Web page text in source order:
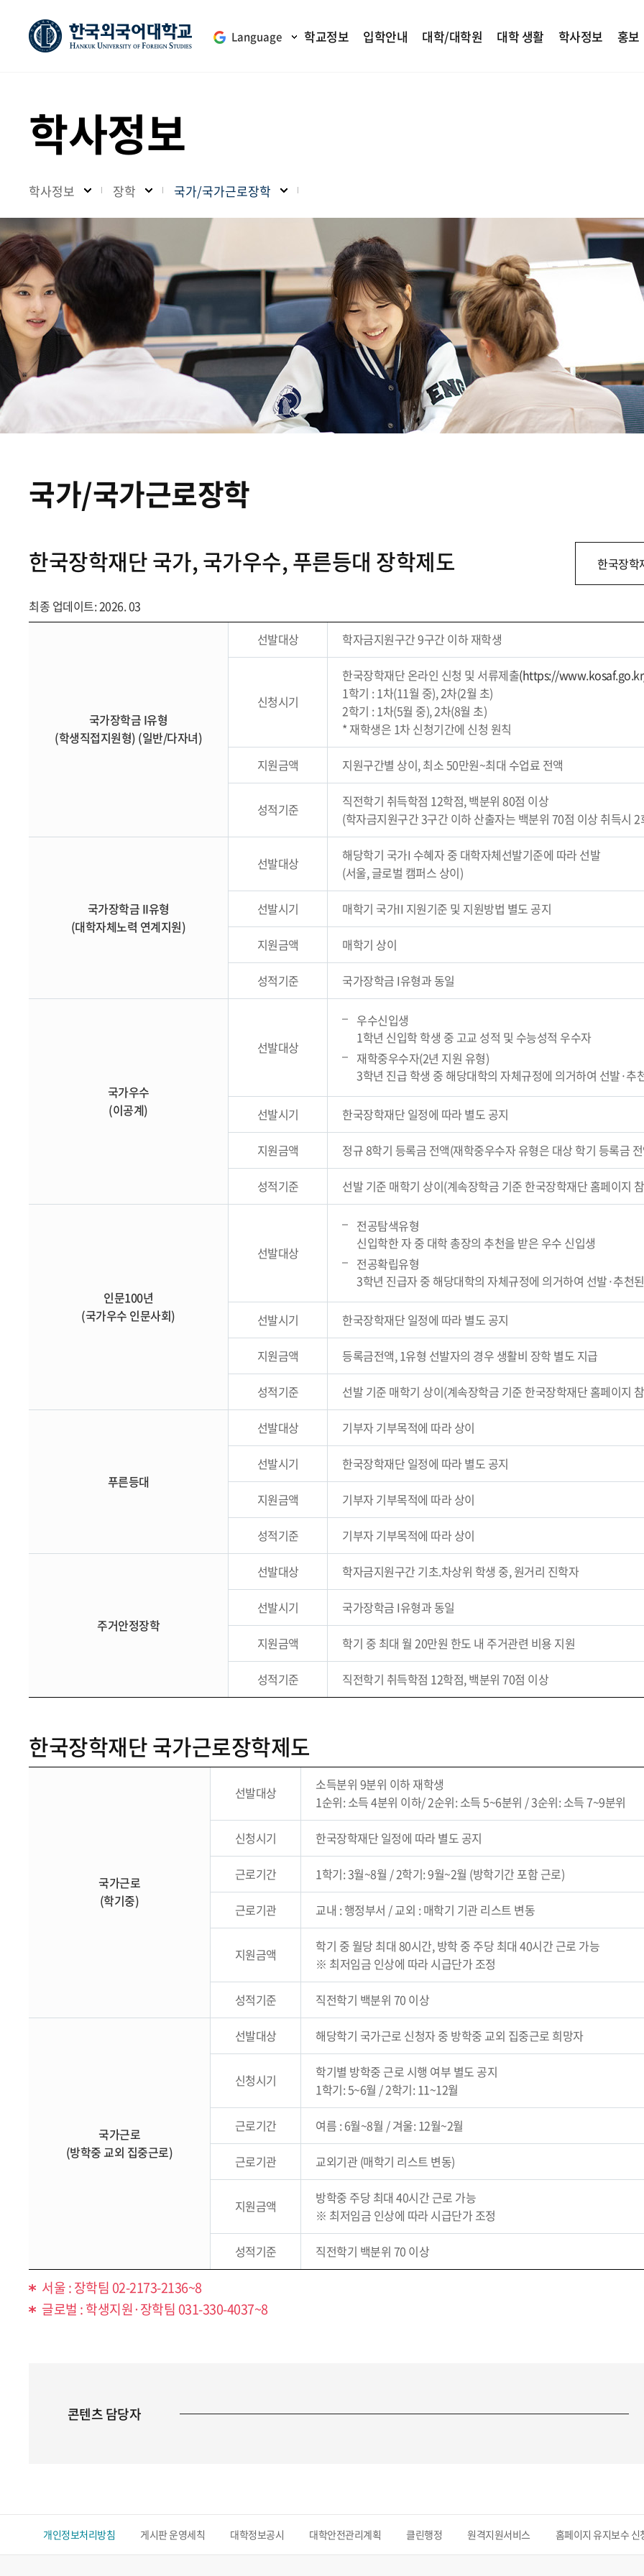
Language 학교정보 입학안내 대학/대학원 대학 생활 학사정보 홍보
학사정보
학사정보 장학 국가/국가근로장학
국가/국가근로장학
한국장학재단 국가, 국가우수, 푸른등대 장학제도 한국장학
최종 업데이트: 2026. 03
국가장학금 I유형
(학생직접지원형) (일반/다자녀)
선발대상 학자금지원구간 9구간 이하 재학생
신청시기
한국장학재단 온라인 신청 및 서류제출(https://
1학기 : 1차(11월 중), 2차(2월 초)
2학기 : 1차(5월 중), 2차(8월 초)
* 재학생은 1차 신청기간에 신청 원칙
지원금액 지원구간별 상이, 최소 50만원~최대 수업료 전액
성적기준
직전학기 취득학점 12학점, 백분위 80점 이상
(학자금지원구간 3구간 이하 산출자는 백분위 70점 이상 취득시
국가장학금 II유형
(대학자체노력 연계지원)
선발대상
해당학기 국가I 수혜자 중 대학자체선발기준에 따라 선발
(서울, 글로벌 캠퍼스 상이)
선발시기 매학기 국가II 지원기준 및 지원방법 별도 공지
지원금액 매학기 상이
성적기준 국가장학금 I유형과 동일
국가우수
(이공계)
선발대상
우수신입생
1학년 신입학 학생 중 고교 성적 및 수능성적 우수자
재학중우수자(2년 지원 유형)
3학년 진급 학생 중 해당대학의 자체규정에 의거하여 선발·추
선발시기 한국장학재단 일정에 따라 별도 공지
지원금액 정규 8학기 등록금 전액(재학중우수자 유형은 대상 학기 등록금
성적기준 선발 기준 매학기 상이(계속장학금 기준 한국장학재단 홈페이지
인문100년
(국가우수 인문사회)
선발대상
전공탐색유형
신입학한 자 중 대학 총장의 추천을 받은 우수 신입생
전공확립유형
3학년 진급자 중 해당대학의 자체규정에 의거하여 선발·추천
선발시기 한국장학재단 일정에 따라 별도 공지
지원금액 등록금전액, 1유형 선발자의 경우 생활비 장학 별도 지급
성적기준 선발 기준 매학기 상이(계속장학금 기준 한국장학재단 홈페이지
푸른등대
선발대상 기부자 기부목적에 따라 상이
선발시기 한국장학재단 일정에 따라 별도 공지
지원금액 기부자 기부목적에 따라 상이
성적기준 기부자 기부목적에 따라 상이
주거안정장학
선발대상 학자금지원구간 기초.차상위 학생 중, 원거리 진학자
선발시기 국가장학금 I유형과 동일
지원금액 학기 중 최대 월 20만원 한도 내 주거관련 비용 지원
성적기준 직전학기 취득학점 12학점, 백분위 70점 이상
한국장학재단 국가근로장학제도
국가근로
(학기중)
선발대상
소득분위 9분위 이하 재학생
1순위: 소득 4분위 이하/ 2순위: 소득 5~6분위 / 3순위: 소득 7~9분위
신청시기 한국장학재단 일정에 따라 별도 공지
근로기간 1학기: 3월~8월 / 2학기: 9월~2월 (방학기간 포함 근로)
근로기관 교내 : 행정부서 / 교외 : 매학기 기관 리스트 변동
지원금액
학기 중 월당 최대 80시간, 방학 중 주당 최대 40시간 근로 가능
※ 최저임금 인상에 따라 시급단가 조정
성적기준 직전학기 백분위 70 이상
국가근로
(방학중 교외 집중근로)
선발대상 해당학기 국가근로 신청자 중 방학중 교외 집중근로 희망자
신청시기
학기별 방학중 근로 시행 여부 별도 공지
1학기: 5~6월 / 2학기: 11~12월
근로기간 여름 : 6월~8월 / 겨울: 12월~2월
근로기관 교외기관 (매학기 리스트 변동)
지원금액
방학중 주당 최대 40시간 근로 가능
※ 최저임금 인상에 따라 시급단가 조정
성적기준 직전학기 백분위 70 이상
서울 : 장학팀 02-2173-2136~8
글로벌 : 학생지원·장학팀 031-330-4037~8
콘텐츠 담당자
개인정보처리방침 게시판 운영세칙 대학정보공시 대학안전관리계획 클린행정 원격지원서비스 홈페이지 유지보수 신